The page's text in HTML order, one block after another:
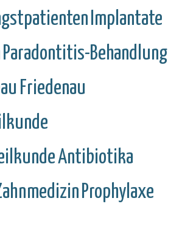
Implantate
Paradontitis-Behandlung
Friedenau
Antibiotika
Prophylaxe